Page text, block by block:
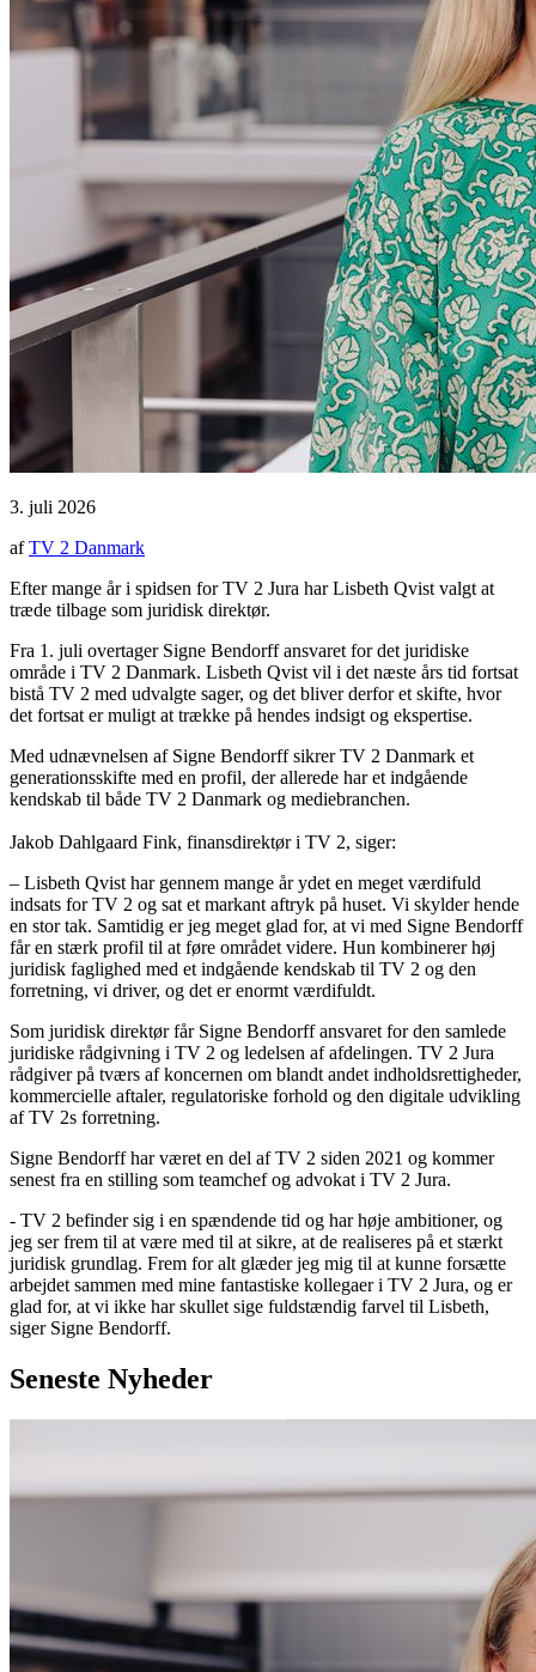
3. juli 2026
afTV 2 Danmark
Efter mange år i spidsen for TV 2 Jura har Lisbeth Qvist valgt at
træde tilbage som juridisk direktør.
Fra 1. juli overtager Signe Bendorff ansvaret for det juridiske
område i TV 2 Danmark. Lisbeth Qvist vil i det næste års tid fortsat
bistå TV 2 med udvalgte sager, og det bliver derfor et skifte, hvor
det fortsat er muligt at trække på hendes indsigt og ekspertise.
Med udnævnelsen af Signe Bendorff sikrer TV 2 Danmark et
generationsskifte med en profil, der allerede har et indgående
kendskab til både TV 2 Danmark og mediebranchen.
Jakob Dahlgaard Fink, finansdirektør i TV 2, siger:
– Lisbeth Qvist har gennem mange år ydet en meget værdifuld
indsats for TV 2 og sat et markant aftryk på huset. Vi skylder hende
en stor tak. Samtidig er jeg meget glad for, at vi med Signe Bendorff
får en stærk profil til at føre området videre. Hun kombinerer høj
juridisk faglighed med et indgående kendskab til TV 2 og den
forretning, vi driver, og det er enormt værdifuldt.
Som juridisk direktør får Signe Bendorff ansvaret for den samlede
juridiske rådgivning i TV 2 og ledelsen af afdelingen. TV 2 Jura
rådgiver på tværs af koncernen om blandt andet indholdsrettigheder,
kommercielle aftaler, regulatoriske forhold og den digitale udvikling
af TV 2s forretning.
Signe Bendorff har været en del af TV 2 siden 2021 og kommer
senest fra en stilling som teamchef og advokat i TV 2 Jura.
- TV 2 befinder sig i en spændende tid og har høje ambitioner, og
jeg ser frem til at være med til at sikre, at de realiseres på et stærkt
juridisk grundlag. Frem for alt glæder jeg mig til at kunne forsætte
arbejdet sammen med mine fantastiske kollegaer i TV 2 Jura, og er
glad for, at vi ikke har skullet sige fuldstændig farvel til Lisbeth,
siger Signe Bendorff.
Seneste Nyheder